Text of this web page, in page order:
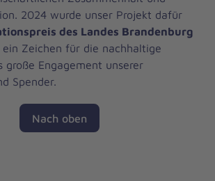
2024 wurde unser Projekt dafür
des Landes Brandenburg
ein Zeichen für die nachhaltige
große Engagement unserer
Spender.
Nach oben